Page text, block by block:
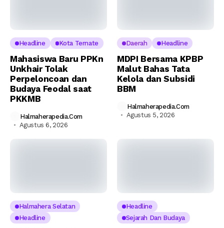
Headline Kota Ternate
Mahasiswa Baru PPKn
Unkhair Tolak
Perpeloncoan dan
Budaya Feodal saat
PKKMB
Halmaherapedia.com
Agustus 6, 2026
Daerah Headline
MDPI Bersama KPBP
Malut Bahas Tata
Kelola dan Subsidi
BBM
Halmaherapedia.com
Agustus 5, 2026
Halmahera Selatan
Headline
Headline
Sejarah Dan Budaya